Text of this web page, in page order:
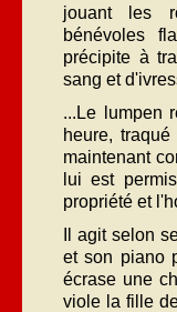
jouant les
bénévoles
précipite à
sang et
...Le lumpen
heure,
maintenant
lui est
propriété et
Il agit selon
et son piano
écrase une
viole la fille